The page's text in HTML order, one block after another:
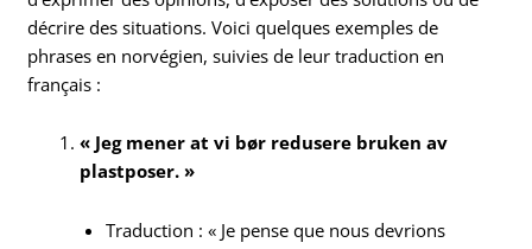
décrire des situations. Voici quelques exemples de
phrases en norvégien, suivies de leur traduction en
français :
« Jeg mener at vi bør redusere bruken av
plastposer. »
Traduction : « Je pense que nous devrions